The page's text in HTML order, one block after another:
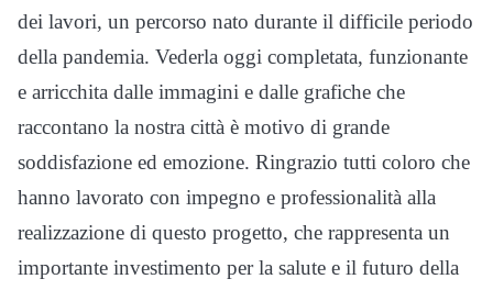
dei lavori, un percorso nato durante il difficile periodo
della pandemia. Vederla oggi completata, funzionante
e arricchita dalle immagini e dalle grafiche che
raccontano la nostra città è motivo di grande
soddisfazione ed emozione. Ringrazio tutti coloro che
hanno lavorato con impegno e professionalità alla
realizzazione di questo progetto, che rappresenta un
importante investimento per la salute e il futuro della